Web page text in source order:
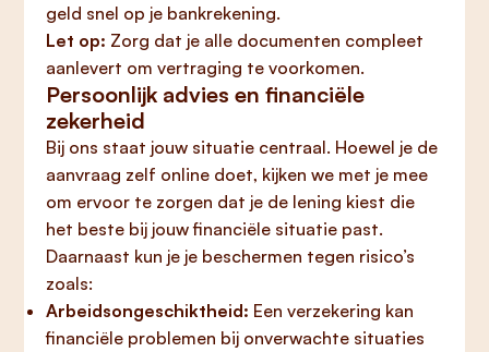
geld snel op je bankrekening.
Let op: Zorg dat je alle documenten compleet
aanlevert om vertraging te voorkomen.
Persoonlijk advies en financiële
zekerheid
Bij ons staat jouw situatie centraal. Hoewel je de
aanvraag zelf online doet, kijken we met je mee
om ervoor te zorgen dat je de lening kiest die
het beste bij jouw financiële situatie past.
Daarnaast kun je je beschermen tegen risico’s
zoals:
Arbeidsongeschiktheid: Een verzekering kan
financiële problemen bij onverwachte situaties